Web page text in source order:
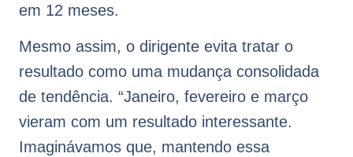
em 12 meses.
Mesmo assim, o dirigente evita tratar o
resultado como uma mudança consolidada
de tendência. “Janeiro, fevereiro e março
vieram com um resultado interessante.
Imaginávamos que, mantendo essa